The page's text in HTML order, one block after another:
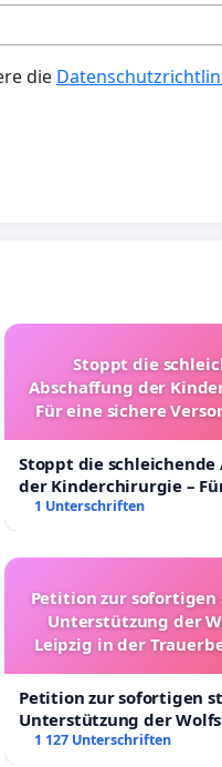
die
Stoppt die
Abschaffung der
Für eine sichere
Stoppt die schleichende
der Kinderchirurgie –
sichere Versorgung aller
1 Unterschriften
Petition zur
Unterstützung der
Leipzig in der
Petition zur sofortigen
Unterstützung der
Leipzig in der
1 127 Unterschriften